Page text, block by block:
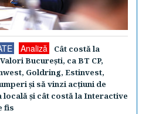
Analiză
Cât costă la
Bucureşti, ca BT CP,
Goldring, Estinvest,
şi să vinzi acţiuni de
locală şi cât costă la Interactive
fis